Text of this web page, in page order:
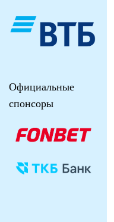
Официальные
спонсоры